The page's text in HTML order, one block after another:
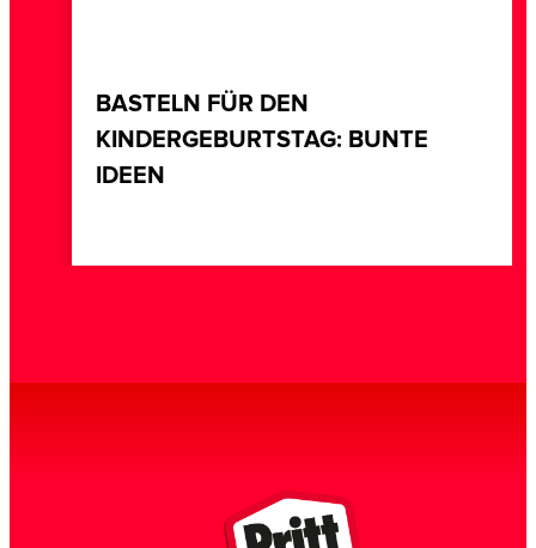
BASTELN FÜR DEN
KINDERGEBURTSTAG: BUNTE
IDEEN